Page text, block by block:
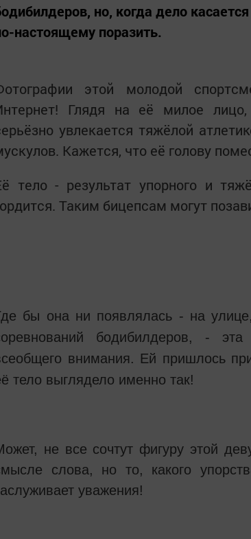
но, когда дело
настоящему поразить.
этой молодой
Глядя на её милое
увлекается тяжёлой
Кажется, что её голову
тело - результат упорного и
Таким бицепсам могут
бы она ни появлялась - на
бодибилдеров, -
внимания. Ей пришлось
тело выглядело именно так!
не все сочтут фигуру этой
слова, но то, какого
уважения!